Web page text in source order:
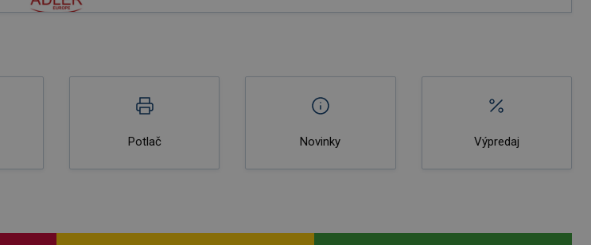
Potlač Novinky Výpredaj